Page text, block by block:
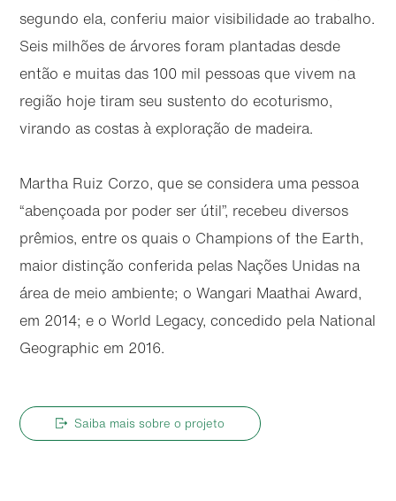
segundo ela, conferiu maior visibilidade ao trabalho.
Seis milhões de árvores foram plantadas desde
então e muitas das 100 mil pessoas que vivem na
região hoje tiram seu sustento do ecoturismo,
virando as costas à exploração de madeira.
Martha Ruiz Corzo, que se considera uma pessoa
“abençoada por poder ser útil”, recebeu diversos
prêmios, entre os quais o Champions of the Earth,
maior distinção conferida pelas Nações Unidas na
área de meio ambiente; o Wangari Maathai Award,
em 2014; e o World Legacy, concedido pela National
Geographic em 2016.
Saiba mais sobre o projeto